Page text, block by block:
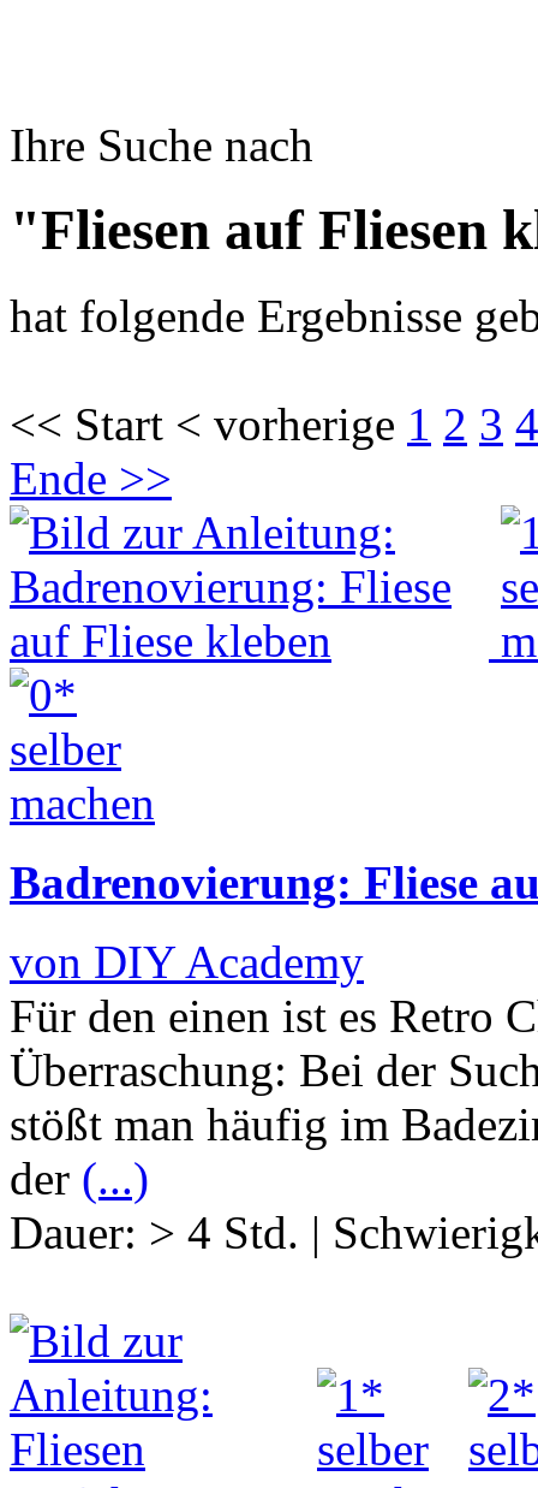
Ihre Suche nach
"Fliesen auf Fliesen
hat folgende Ergebnisse
<< Start < vorherige 1 2 3 4
Ende >>
Badrenovierung: Fliese
von DIY Academy
Für den einen ist es Retro
Überraschung: Bei der
stößt man häufig im
der (...)
Dauer: > 4 Std. |